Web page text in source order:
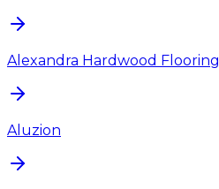
Alexandra Hardwood Flooring
Aluzion